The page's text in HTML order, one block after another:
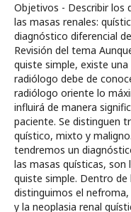
Objetivos - Describir
las masas renales:
diagnóstico diferencial
Revisión del tema
quiste simple, existe
radiólogo debe de
radiólogo oriente lo
influirá de manera
paciente. Se distinguen
quístico, mixto y
tendremos un
las masas quísticas,
quiste simple. Dentro
distinguimos el
y la neoplasia renal